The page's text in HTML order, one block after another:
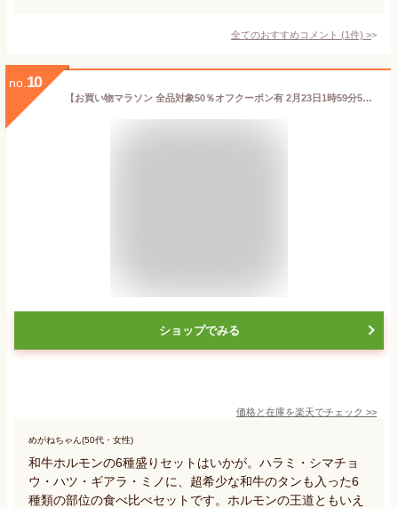
全てのおすすめコメント (1件) >
no. 10
【お買い物マラソン 全品対象50％オフクーポン有 2月23日1時59分59秒迄 送料無料】 ホルモン 6種盛りセット 1~5人前 【和牛ホルモン6種盛りセット（タン、ハラミ、シマチョウ、ハツ、ギアラ、ミノ） 300g/480g/720g】冷凍 BBQ バーベキュー もつ焼き 鮮度抜群 新鮮 希少部位
ショップでみる
価格と在庫を楽天でチェック >>
めがねちゃん(50代・女性)
和牛ホルモンの6種盛りセットはいかが。ハラミ・シマチョ
ウ・ハツ・ギアラ・ミノに、超希少な和牛のタンも入った6
種類の部位の食べ比べセットです。ホルモンの王道ともいえ